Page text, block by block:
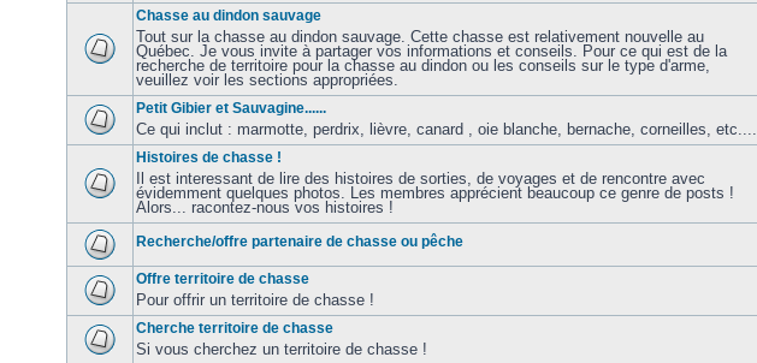
Chasse au dindon sauvage
Tout sur la chasse au dindon sauvage. Cette chasse est relativement nouvelle au
Québec. Je vous invite à partager vos informations et conseils. Pour ce qui est de la
recherche de territoire pour la chasse au dindon ou les conseils sur le type d'arme,
veuillez voir les sections appropriées.
Petit Gibier et Sauvagine......
Ce qui inclut : marmotte, perdrix, lièvre, canard , oie blanche, bernache, corneilles, etc....
Histoires de chasse !
Il est interessant de lire des histoires de sorties, de voyages et de rencontre avec
évidemment quelques photos. Les membres apprécient beaucoup ce genre de posts !
Alors... racontez-nous vos histoires !
Recherche/offre partenaire de chasse ou pêche
Offre territoire de chasse
Pour offrir un territoire de chasse !
Cherche territoire de chasse
Si vous cherchez un territoire de chasse !